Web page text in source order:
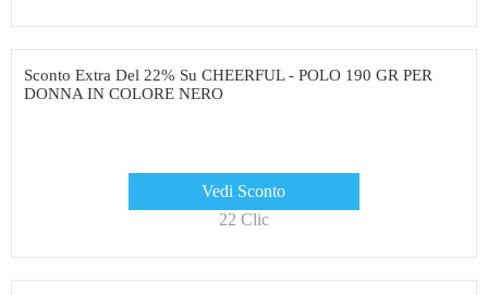
Sconto Extra Del 22% Su CHEERFUL - POLO 190 GR PER
DONNA IN COLORE NERO
Vedi Sconto
22 Clic